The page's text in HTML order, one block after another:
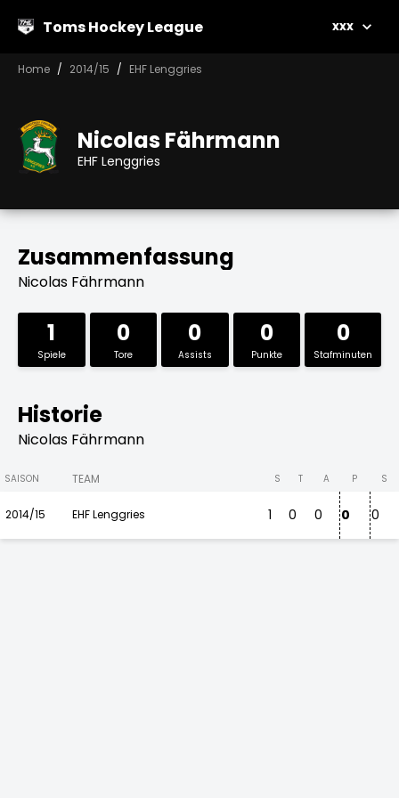
Toms Hockey League xxx
Home 2014/15 EHF Lenggries
Nicolas Fährmann
EHF Lenggries
Zusammenfassung
Nicolas Fährmann
1
Spiele
0
Tore
0
Assists
0
Punkte
0
Stafminuten
Historie
Nicolas Fährmann
SAISON TEAM S T A P S
2014/15 EHF Lenggries 1 0 0 0 0